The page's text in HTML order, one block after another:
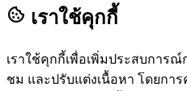
เราใช้คุกกี้
เราใช้คุกกี้เพื่อเพิ่มประสบการณ์
ชม และปรับแต่งเนื้อหา โดยก